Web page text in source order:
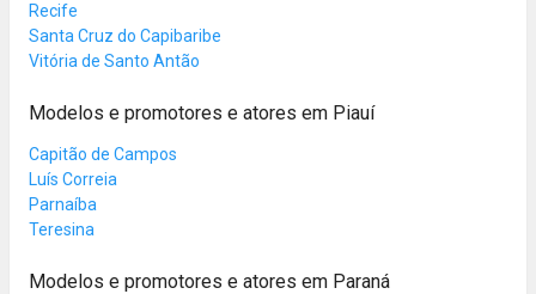
Recife
Santa Cruz do Capibaribe
Vitória de Santo Antão
Modelos e promotores e atores em Piauí
Capitão de Campos
Luís Correia
Parnaíba
Teresina
Modelos e promotores e atores em Paraná